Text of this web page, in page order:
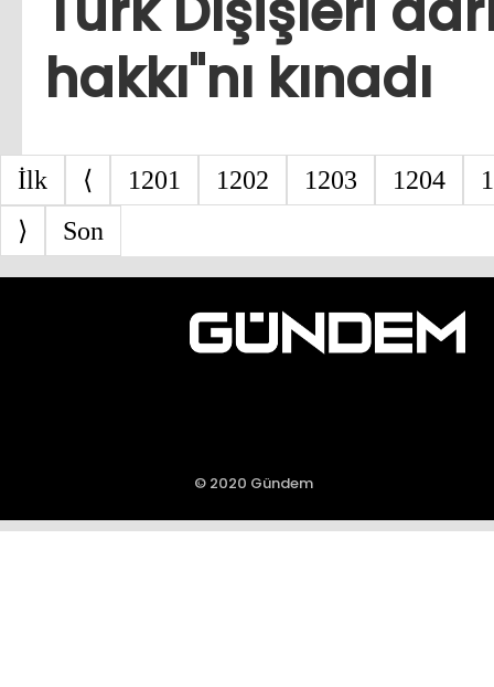
hakkı"nı kınadı
İlk ⟨ 1201 1202 1203 1204
⟩
Son
© 2020 Gündem